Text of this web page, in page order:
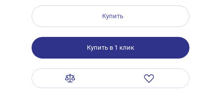
Купить
Купить в 1 клик